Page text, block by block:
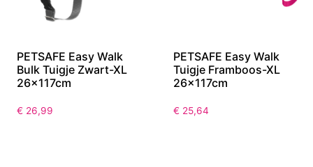
PETSAFE Easy Walk
Bulk Tuigje Zwart-XL
26x117cm
€ 26,99
PETSAFE Easy Walk
Tuigje Framboos-XL
26x117cm
€ 25,64